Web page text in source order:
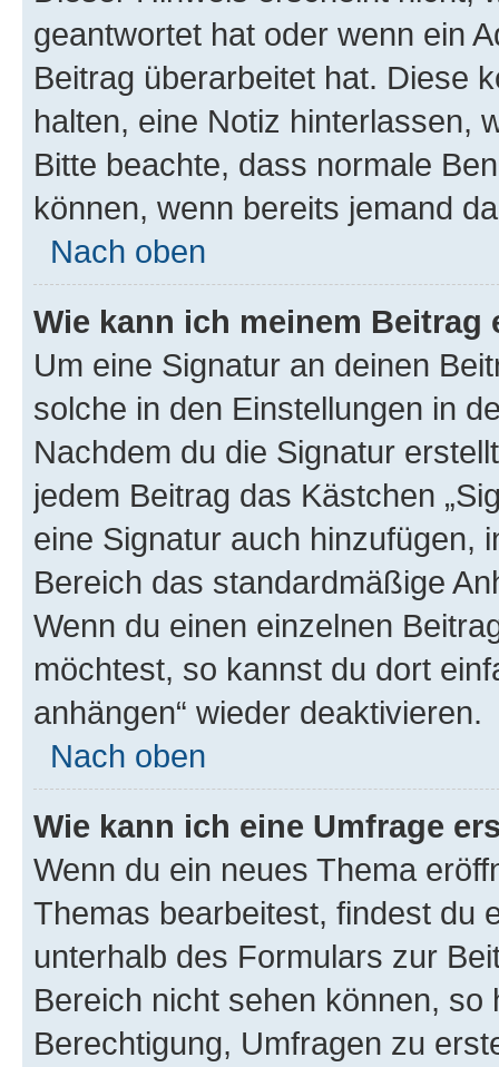
geantwortet hat oder wenn ein
Beitrag überarbeitet hat. Diese
halten, eine Notiz hinterlassen,
Bitte beachte, dass normale
können, wenn bereits jemand
Nach oben
Wie kann ich meinem
Um eine Signatur an deinen
solche in den Einstellungen in
Nachdem du die Signatur
jedem Beitrag das Kästchen
eine Signatur auch hinzufügen,
Bereich das standardmäßige
Wenn du einen einzelnen
möchtest, so kannst du dort
anhängen“ wieder deaktivieren.
Nach oben
Wie kann ich eine Umfrage
Wenn du ein neues Thema
Themas bearbeitest, findest du
unterhalb des Formulars zur
Bereich nicht sehen können,
Berechtigung, Umfragen zu